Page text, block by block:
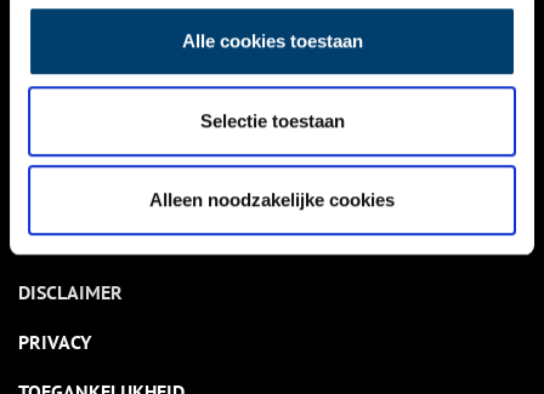
Alle cookies toestaan
Selectie toestaan
Alleen noodzakelijke cookies
ACTIVITEITEN
NIEUWSBRIEF
DISCLAIMER
PRIVACY